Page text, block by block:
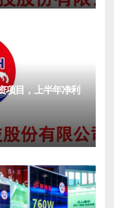
项目，上半年净利